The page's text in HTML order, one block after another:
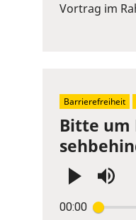
Vortrag im
Bitte um
00:00
Enter
Barrierefreiheit